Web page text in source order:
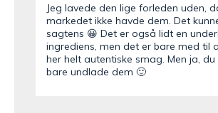
Jeg lavede den lige forleden uden,
markedet ikke havde dem. Det
sagtens 😀 Det er også lidt en
ingrediens, men det er bare med til
her helt autentiske smag. Men ja,
bare undlade dem 🙂